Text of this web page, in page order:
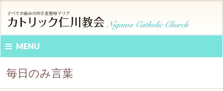
MENU
毎日のみ言葉